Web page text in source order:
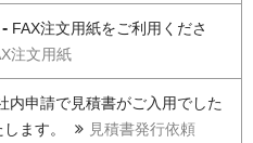
FAX注文用紙をご利用くださ
注文用紙
内申請で見積書がご入用でした
ます。
見積書発行依頼